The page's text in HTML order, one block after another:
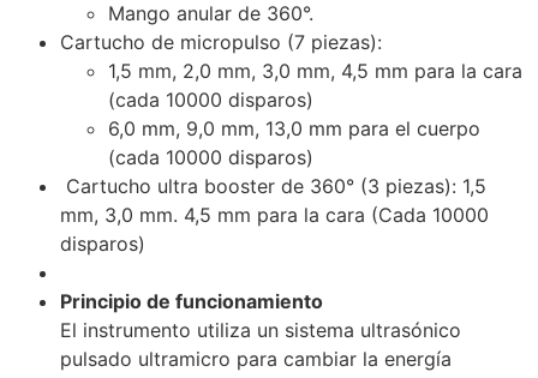
Mango anular de 360°.
Cartucho de micropulso (7 piezas):
1,5 mm, 2,0 mm, 3,0 mm, 4,5 mm para la cara
(cada 10000 disparos)
6,0 mm, 9,0 mm, 13,0 mm para el cuerpo
(cada 10000 disparos)
Cartucho ultra booster de 360° (3 piezas): 1,5
mm, 3,0 mm. 4,5 mm para la cara (Cada 10000
disparos)
Principio de funcionamiento
El instrumento utiliza un sistema ultrasónico
pulsado ultramicro para cambiar la energía